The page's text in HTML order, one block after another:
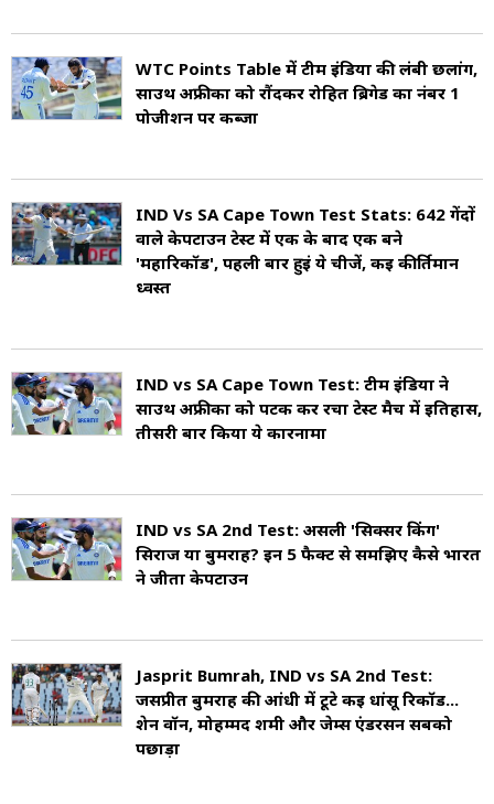
WTC Points Table में टीम इंडिया की लंबी छलांग,
साउथ अफ्रीका को रौंदकर रोहित ब्रिगेड का नंबर 1
पोजीशन पर कब्जा
IND Vs SA Cape Town Test Stats: 642 गेंदों
वाले केपटाउन टेस्ट में एक के बाद एक बने
'महारिकॉर्ड', पहली बार हुईं ये चीजें, कई कीर्तिमान
ध्वस्त
IND vs SA Cape Town Test: टीम इंडिया ने
साउथ अफ्रीका को पटक कर रचा टेस्ट मैच में इतिहास,
तीसरी बार किया ये कारनामा
IND vs SA 2nd Test: असली 'सिक्सर किंग'
सिराज या बुमराह? इन 5 फैक्ट से समझिए कैसे भारत
ने जीता केपटाउन
Jasprit Bumrah, IND vs SA 2nd Test:
जसप्रीत बुमराह की आंधी में टूटे कई धांसू रिकॉर्ड...
शेन वॉर्न, मोहम्मद शमी और जेम्स एंडरसन सबको
पछाड़ा